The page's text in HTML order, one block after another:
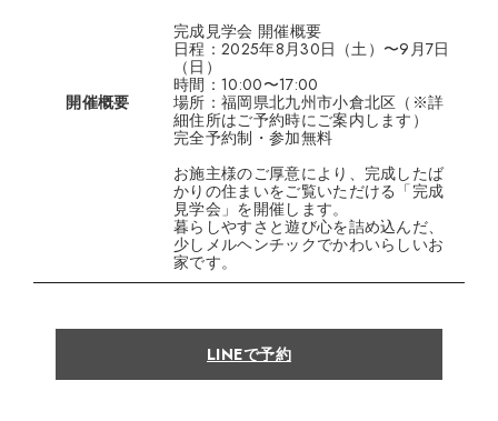
開催概要
完成見学会 開催概要
日程：2025年8月30日（土）〜9月7日
（日）
時間：10:00〜17:00
場所：福岡県北九州市小倉北区（※詳
細住所はご予約時にご案内します）
完全予約制・参加無料
お施主様のご厚意により、完成したば
かりの住まいをご覧いただける「完成
見学会」を開催します。
暮らしやすさと遊び心を詰め込んだ、
少しメルヘンチックでかわいらしいお
家です。
LINEで予約